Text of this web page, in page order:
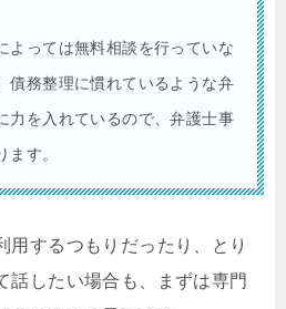
よっては無料相談を行っていな
債務整理に慣れているような弁
力を入れているので、弁護士事
す。
用するつもりだったり、とり
話したい場合も、まずは専門